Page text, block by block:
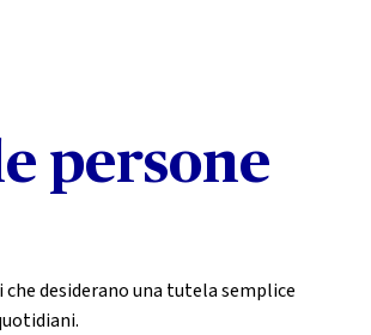
persone
desiderano una tutela semplice